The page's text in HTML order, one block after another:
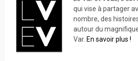
qui vise à partager
nombre, des
autour du
Var. En savoir plus !